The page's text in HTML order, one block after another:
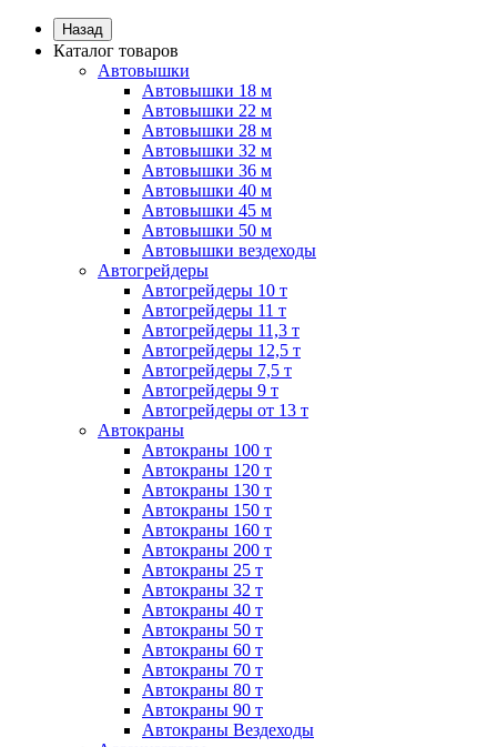
Назад
Каталог товаров
Автовышки
Автовышки 18 м
Автовышки 22 м
Автовышки 28 м
Автовышки 32 м
Автовышки 36 м
Автовышки 40 м
Автовышки 45 м
Автовышки 50 м
Автовышки вездеходы
Автогрейдеры
Автогрейдеры 10 т
Автогрейдеры 11 т
Автогрейдеры 11,3 т
Автогрейдеры 12,5 т
Автогрейдеры 7,5 т
Автогрейдеры 9 т
Автогрейдеры от 13 т
Автокраны
Автокраны 100 т
Автокраны 120 т
Автокраны 130 т
Автокраны 150 т
Автокраны 160 т
Автокраны 200 т
Автокраны 25 т
Автокраны 32 т
Автокраны 40 т
Автокраны 50 т
Автокраны 60 т
Автокраны 70 т
Автокраны 80 т
Автокраны 90 т
Автокраны Вездеходы